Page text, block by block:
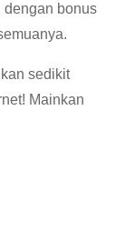
dengan bonus
sedikit
Mainkan